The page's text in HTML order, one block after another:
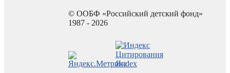
© ООБФ «Российский детский фонд»
1987 - 2026